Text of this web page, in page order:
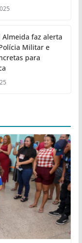
faz alerta
Militar e
para